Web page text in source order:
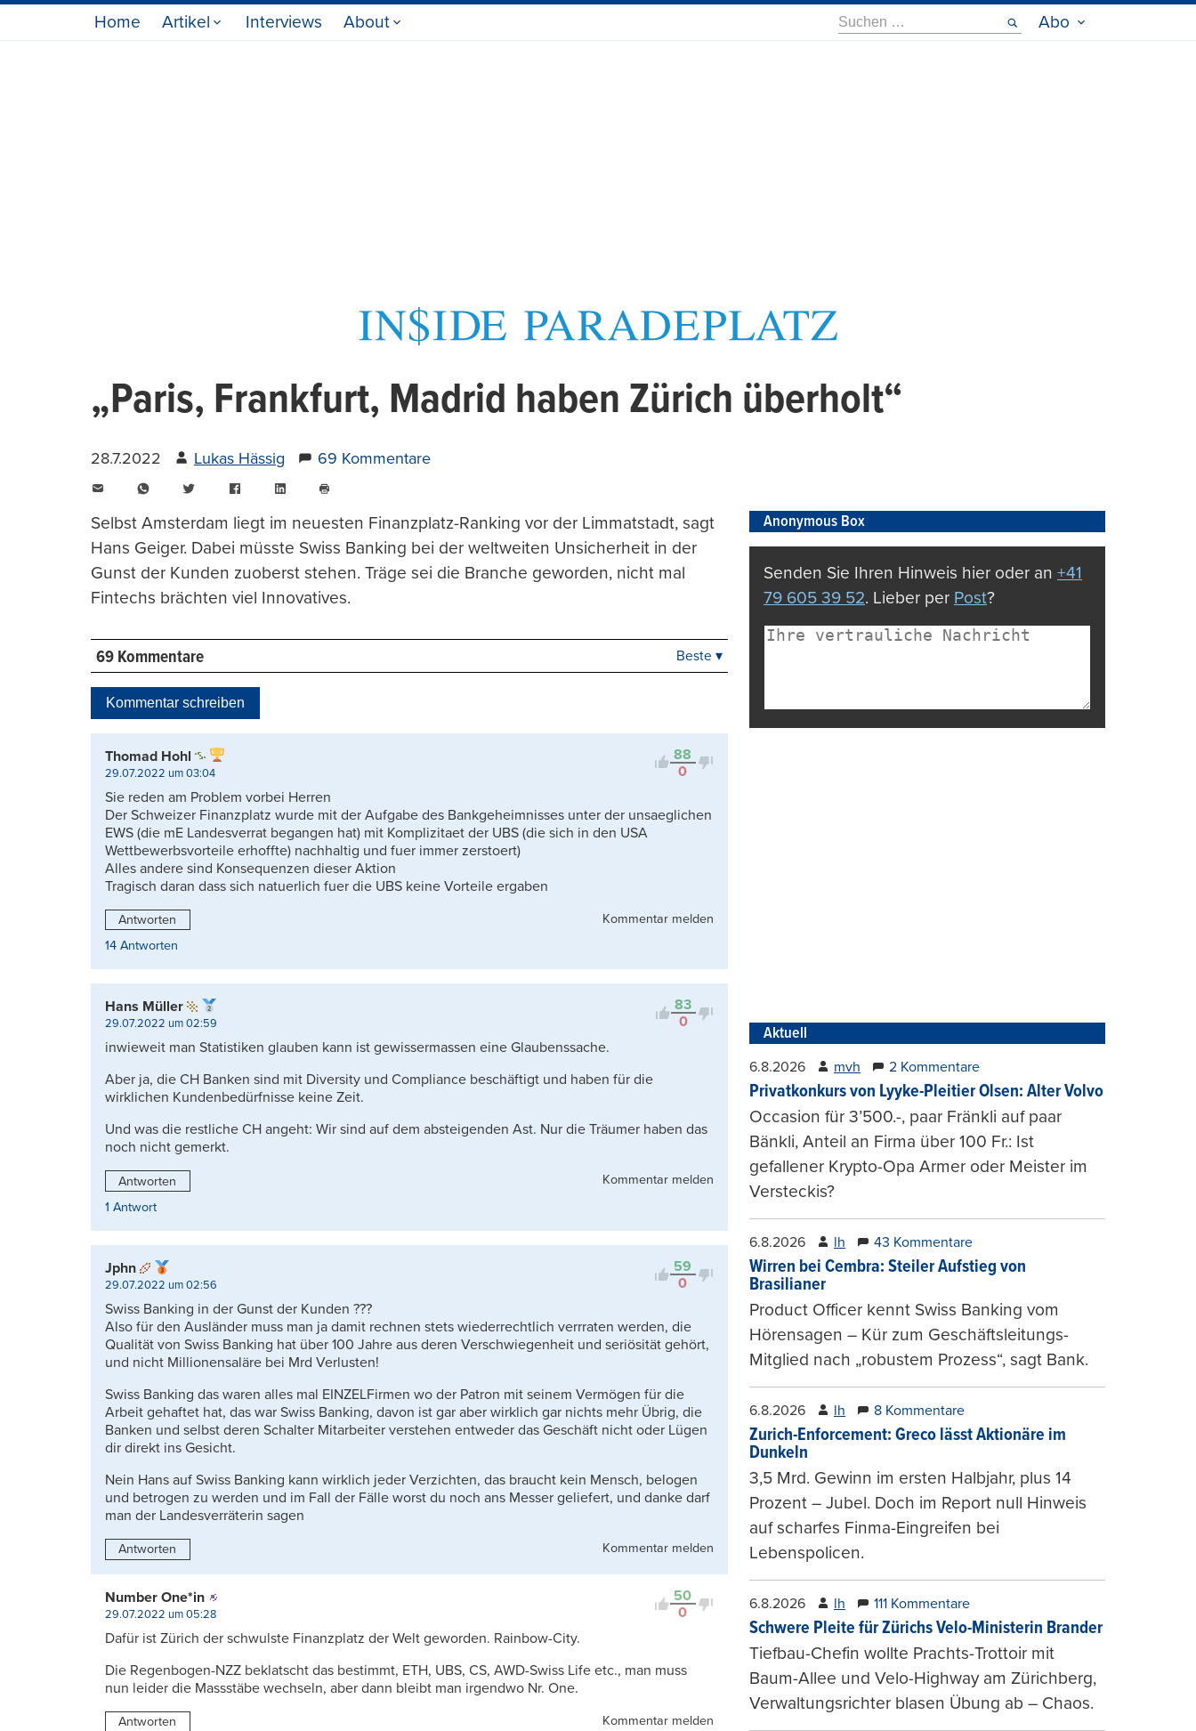
Home Artikel Interviews About
Suche
nach:
Abo
„Paris, Frankfurt, Madrid haben Zürich überholt“
28.7.2022 Lukas Hässig 69 Kommentare
WhatsAppTwitter FacebookLinkedIn
drucken
Selbst Amsterdam liegt im neuesten Finanzplatz-Ranking vor der Limmatstadt, sagt
Hans Geiger. Dabei müsste Swiss Banking bei der weltweiten Unsicherheit in der
Gunst der Kunden zuoberst stehen. Träge sei die Branche geworden, nicht mal
Fintechs brächten viel Innovatives.
69 Kommentare
Kontrovers
Beste ▾
Kommentar schreiben
88
0
Thomad Hohl
29.07.2022 um 03:04
Sie reden am Problem vorbei Herren
Der Schweizer Finanzplatz wurde mit der Aufgabe des Bankgeheimnisses unter der unsaeglichen
EWS (die mE Landesverrat begangen hat) mit Komplizitaet der UBS (die sich in den USA
Wettbewerbsvorteile erhoffte) nachhaltig und fuer immer zerstoert)
Alles andere sind Konsequenzen dieser Aktion
Tragisch daran dass sich natuerlich fuer die UBS keine Vorteile ergaben
Antworten
Kommentar melden
14 Antworten
83
0
Hans Müller
29.07.2022 um 02:59
inwieweit man Statistiken glauben kann ist gewissermassen eine Glaubenssache.
Aber ja, die CH Banken sind mit Diversity und Compliance beschäftigt und haben für die
wirklichen Kundenbedürfnisse keine Zeit.
Und was die restliche CH angeht: Wir sind auf dem absteigenden Ast. Nur die Träumer haben das
noch nicht gemerkt.
Antworten
Kommentar melden
1 Antwort
59
0
Jphn
29.07.2022 um 02:56
Swiss Banking in der Gunst der Kunden ???
Also für den Ausländer muss man ja damit rechnen stets wiederrechtlich verrraten werden, die
Qualität von Swiss Banking hat über 100 Jahre aus deren Verschwiegenheit und seriösität gehört,
und nicht Millionensaläre bei Mrd Verlusten!
Swiss Banking das waren alles mal EINZELFirmen wo der Patron mit seinem Vermögen für die
Arbeit gehaftet hat, das war Swiss Banking, davon ist gar aber wirklich gar nichts mehr Übrig, die
Banken und selbst deren Schalter Mitarbeiter verstehen entweder das Geschäft nicht oder Lügen
dir direkt ins Gesicht.
Nein Hans auf Swiss Banking kann wirklich jeder Verzichten, das braucht kein Mensch, belogen
und betrogen zu werden und im Fall der Fälle worst du noch ans Messer geliefert, und danke darf
man der Landesverräterin sagen
Antworten Kommentar melden
50
0
Number One*in
29.07.2022 um 05:28
Dafür ist Zürich der schwulste Finanzplatz der Welt geworden. Rainbow-City.
Die Regenbogen-NZZ beklatscht das bestimmt, ETH, UBS, CS, AWD-Swiss Life etc., man muss
nun leider die Massstäbe wechseln, aber dann bleibt man irgendwo Nr. One.
Antworten Kommentar melden
Anonymous Box
Senden Sie Ihren Hinweis hier oder an +41
79 605 39 52. Lieber per Post?
Aktuell
6.8.2026 mvh 2 Kommentare
Privatkonkurs von Lyyke-Pleitier Olsen: Alter Volvo
Occasion für 3’500.-, paar Fränkli auf paar
Bänkli, Anteil an Firma über 100 Fr.: Ist
gefallener Krypto-Opa Armer oder Meister im
Versteckis?
6.8.2026 lh 43 Kommentare
Wirren bei Cembra: Steiler Aufstieg von
Brasilianer
Product Officer kennt Swiss Banking vom
Hörensagen – Kür zum Geschäftsleitungs-
Mitglied nach „robustem Prozess“, sagt Bank.
6.8.2026 lh 8 Kommentare
Zurich-Enforcement: Greco lässt Aktionäre im
Dunkeln
3,5 Mrd. Gewinn im ersten Halbjahr, plus 14
Prozent – Jubel. Doch im Report null Hinweis
auf scharfes Finma-Eingreifen bei
Lebenspolicen.
6.8.2026 lh 111 Kommentare
Schwere Pleite für Zürichs Velo-Ministerin Brander
Tiefbau-Chefin wollte Prachts-Trottoir mit
Baum-Allee und Velo-Highway am Zürichberg,
Verwaltungsrichter blasen Übung ab – Chaos.